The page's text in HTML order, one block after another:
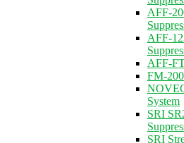
AFF-
AFF-
AFF-
FM-
System
SRI
SRI